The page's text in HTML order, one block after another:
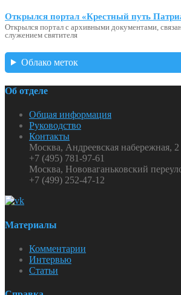
Открылся портал «Крестный путь
Открылся портал с архивными документами,
служением святителя
Облако меток
Об отделе
Общая информация
Руководство
Контакты
Москва, Андреевская набережная, 2
+7 (495) 781-97-61
Москва, Нововаганьковский
+7 (499) 252-47-12
Материалы
Комментарии
Интервью
Статьи